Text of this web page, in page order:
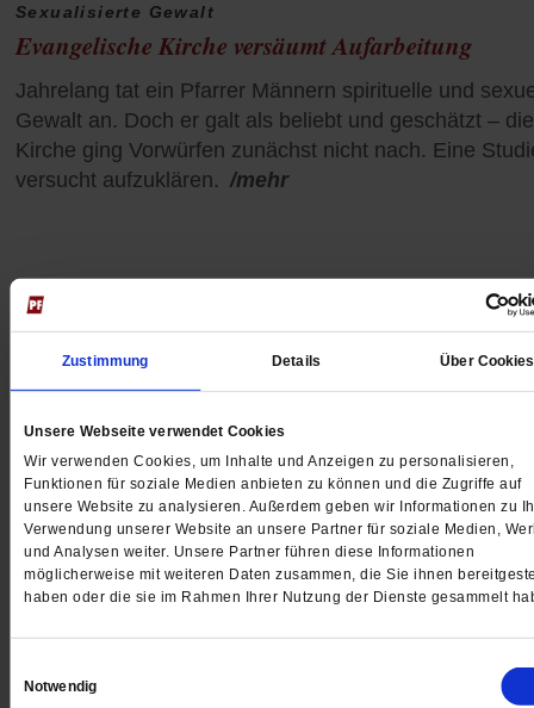
Zustimmung Details Über Cookies
Unsere Webseite verwendet Cookies
Wir verwenden Cookies, um Inhalte und Anzeigen zu personalisieren,
Funktionen für soziale Medien anbieten zu können und die Zugriffe auf
unsere Website zu analysieren. Außerdem geben wir Informationen zu
Verwendung unserer Website an unsere Partner für soziale Medien,
und Analysen weiter. Unsere Partner führen diese Informationen
möglicherweise mit weiteren Daten zusammen, die Sie ihnen
haben oder die sie im Rahmen Ihrer Nutzung der Dienste gesammelt
Notwendig
Sexualisierte Gewalt
Evangelische Kirche versäumt Aufarbeitung
Jahrelang tat ein Pfarrer Männern spirituelle und
Gewalt an. Doch er galt als beliebt und geschätzt – die
Kirche ging Vorwürfen zunächst nicht nach. Eine
versucht aufzuklären. /mehr
Wer bestimmt in der evangelischen Kirche?
Die Theologin Kristin Merle engagiert sich im Prozess